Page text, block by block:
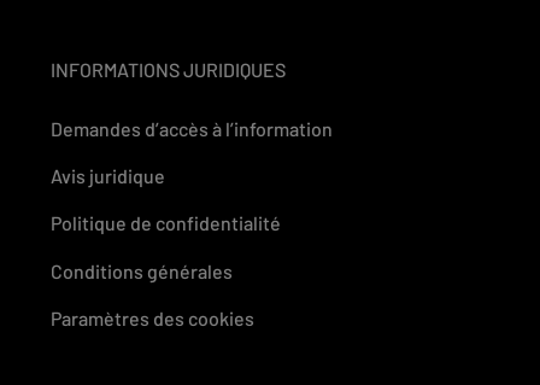
INFORMATIONS JURIDIQUES
Demandes d’accès à l’information
Avis juridique
Politique de confidentialité
Conditions générales
Paramètres des cookies